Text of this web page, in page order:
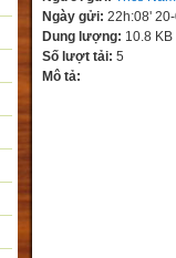
Ngày gửi: 22h:08'
Dung lượng: 10.8 KB
Số lượt tải: 5
Mô tả: